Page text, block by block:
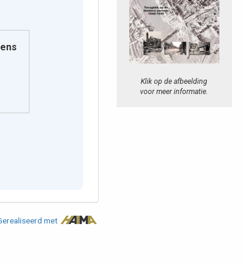
met
Klik op de afbeelding
voor meer informatie.